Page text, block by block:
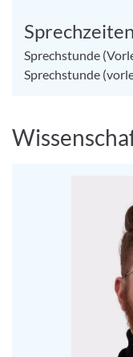
Sprechzeiten
Sprechstunde
Sprechstunde